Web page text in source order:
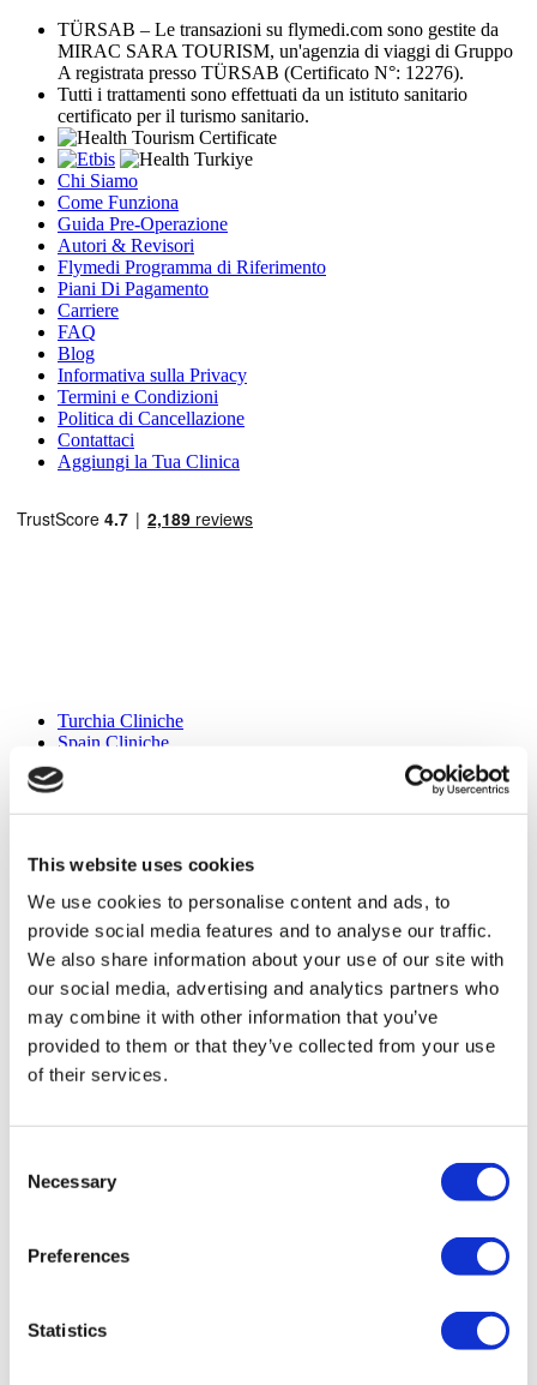
This website uses cookies
We use cookies to personalise content and ads, to
provide social media features and to analyse our traffic.
We also share information about your use of our site with
our social media, advertising and analytics partners who
may combine it with other information that you’ve
provided to them or that they’ve collected from your use
of their services.
Selection
Necessary
Preferences
Statistics
TÜRSAB – Le transazioni su flymedi.com sono gestite da
MIRAC SARA TOURISM, un'agenzia di viaggi di Gruppo
A registrata presso TÜRSAB (Certificato N°: 12276).
Tutti i trattamenti sono effettuati da un istituto sanitario
certificato per il turismo sanitario.
Chi Siamo
Come Funziona
Guida Pre-Operazione
Autori & Revisori
Flymedi Programma di Riferimento
Piani Di Pagamento
Carriere
FAQ
Blog
Informativa sulla Privacy
Termini e Condizioni
Politica di Cancellazione
Contattaci
Aggiungi la Tua Clinica
Turchia Cliniche
Spain Cliniche
Mexico Cliniche
Poland Cliniche
Gastrectomia a Manica Turchia
Rinoplastica Turchia
Mastoplastica Turchia
Mastoplastica Riduttiva Turchia
Ginecomastia Turchia
Impianto Dentale Turchia
Faccette Dentali Turchia
Corona Dentale Turchia
Chirurgia Bariatrica Turchia
BBL Turchia
Hollywood Smile Turchia
All on Four Turchia